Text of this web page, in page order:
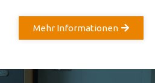
Mehr Informationen